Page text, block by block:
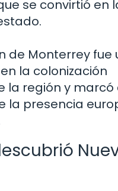
se convirtió en
de Monterrey fue
la colonización
la región y marcó
la presencia